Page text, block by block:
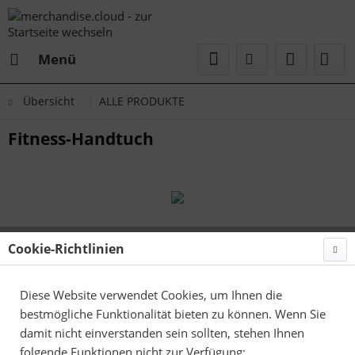
Menü
Übersicht ALLE PRODUKTE
Fitness-Handtuch
Cookie-Richtlinien
Diese Website verwendet Cookies, um Ihnen die
bestmögliche Funktionalität bieten zu können. Wenn Sie
damit nicht einverstanden sein sollten, stehen Ihnen
folgende Funktionen nicht zur Verfügung: